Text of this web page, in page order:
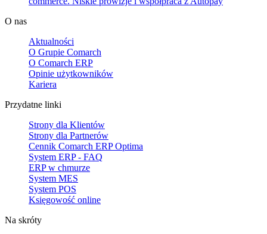
O nas
Aktualności
O Grupie Comarch
O Comarch ERP
Opinie użytkowników
Kariera
Przydatne linki
Strony dla Klientów
Strony dla Partnerów
Cennik Comarch ERP Optima
System ERP - FAQ
ERP w chmurze
System MES
System POS
Księgowość online
Na skróty